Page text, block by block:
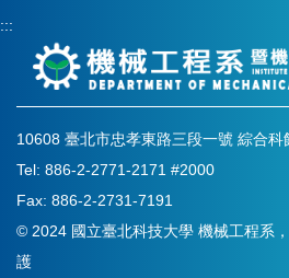
:::
10608 臺北市忠孝東路三段一號 綜合科
Tel: 886-2-2771-2171 #2000
Fax: 886-2-2731-7191
© 2024 國立臺北科技大學 機械工程系
護